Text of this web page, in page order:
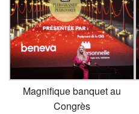
Magnifique banquet au
Congrès